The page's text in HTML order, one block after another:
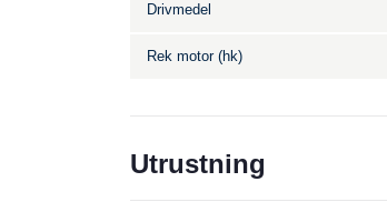
Drivmedel
Rek motor (hk)
Utrustning